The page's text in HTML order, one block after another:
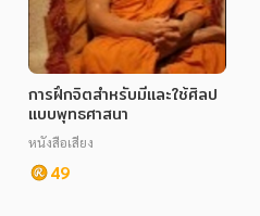
การฝึกจิตสำหรับมีและใช้ศิลป
แบบพุทธศาสนา
หนังสือเสียง
49